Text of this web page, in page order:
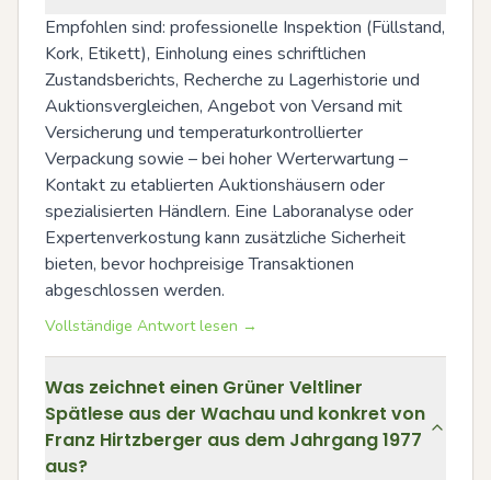
Empfohlen sind: professionelle Inspektion (Füllstand,
Kork, Etikett), Einholung eines schriftlichen
Zustandsberichts, Recherche zu Lagerhistorie und
Auktionsvergleichen, Angebot von Versand mit
Versicherung und temperaturkontrollierter
Verpackung sowie – bei hoher Werterwartung –
Kontakt zu etablierten Auktionshäusern oder
spezialisierten Händlern. Eine Laboranalyse oder
Expertenverkostung kann zusätzliche Sicherheit
bieten, bevor hochpreisige Transaktionen
abgeschlossen werden.
Vollständige Antwort lesen →
Was zeichnet einen Grüner Veltliner
Spätlese aus der Wachau und konkret von
Franz Hirtzberger aus dem Jahrgang 1977
aus?